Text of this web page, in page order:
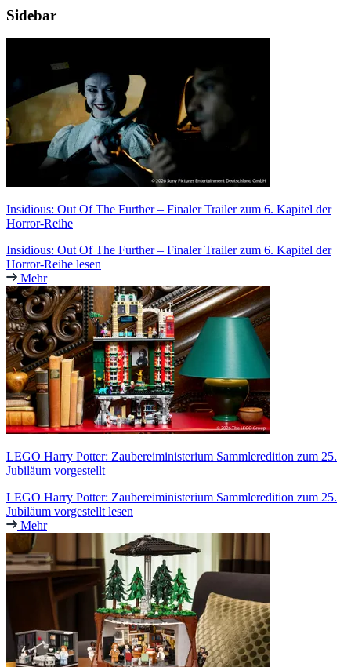
Sidebar
Insidious: Out Of The Further – Finaler Trailer zum 6. Kapitel der
Horror-Reihe
Insidious: Out Of The Further – Finaler Trailer zum 6. Kapitel der
Horror-Reihe lesen
Mehr
LEGO Harry Potter: Zaubereiministerium Sammleredition zum 25.
Jubiläum vorgestellt
LEGO Harry Potter: Zaubereiministerium Sammleredition zum 25.
Jubiläum vorgestellt lesen
Mehr